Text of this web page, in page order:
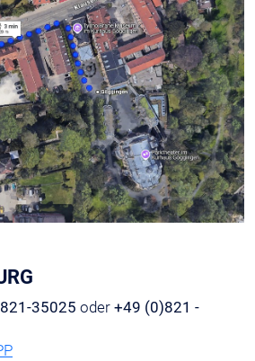
35025 oder +49 (0)821 -